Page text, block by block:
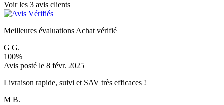
Voir les 3 avis clients
Meilleures évaluations Achat vérifié
G G.
100%
Avis posté le 8 févr. 2025
Livraison rapide, suivi et SAV très efficaces !
M B.